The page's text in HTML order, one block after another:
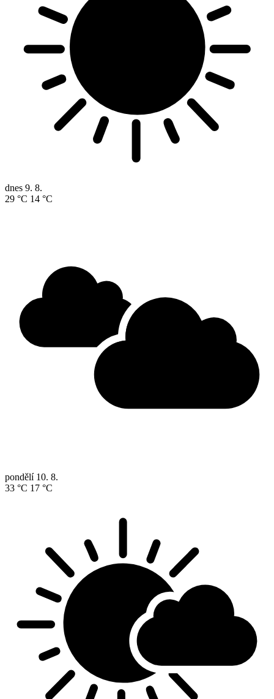
dnes 9. 8.
29 °C 14 °C
pondělí 10. 8.
33 °C 17 °C